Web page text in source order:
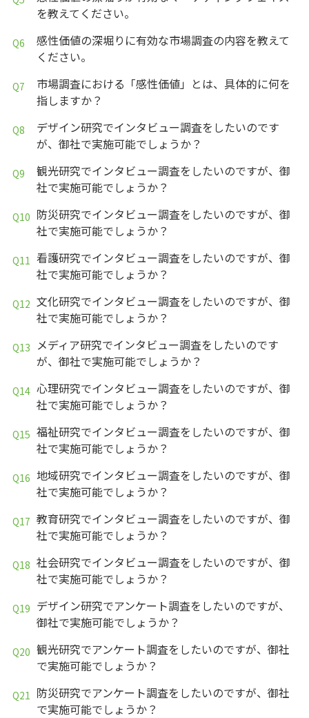
を教えてください。
感性価値の深堀りに有効な市場調査の内容を教えて
ください。
市場調査における「感性価値」とは、具体的に何を
指しますか？
デザイン研究でインタビュー調査をしたいのです
が、御社で実施可能でしょうか？
観光研究でインタビュー調査をしたいのですが、御
社で実施可能でしょうか？
防災研究でインタビュー調査をしたいのですが、御
社で実施可能でしょうか？
看護研究でインタビュー調査をしたいのですが、御
社で実施可能でしょうか？
文化研究でインタビュー調査をしたいのですが、御
社で実施可能でしょうか？
メディア研究でインタビュー調査をしたいのです
が、御社で実施可能でしょうか？
心理研究でインタビュー調査をしたいのですが、御
社で実施可能でしょうか？
福祉研究でインタビュー調査をしたいのですが、御
社で実施可能でしょうか？
地域研究でインタビュー調査をしたいのですが、御
社で実施可能でしょうか？
教育研究でインタビュー調査をしたいのですが、御
社で実施可能でしょうか？
社会研究でインタビュー調査をしたいのですが、御
社で実施可能でしょうか？
デザイン研究でアンケート調査をしたいのですが、
御社で実施可能でしょうか？
観光研究でアンケート調査をしたいのですが、御社
で実施可能でしょうか？
防災研究でアンケート調査をしたいのですが、御社
で実施可能でしょうか？